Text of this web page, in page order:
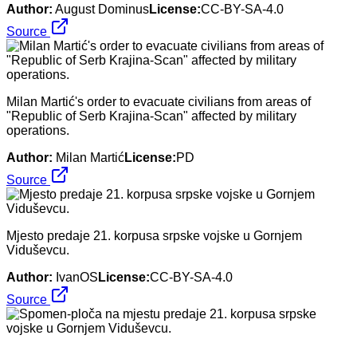
Author: August DominusLicense:CC-BY-SA-4.0
Source
Milan Martić's order to evacuate civilians from areas of
"Republic of Serb Krajina-Scan" affected by military
operations.
Author: Milan MartićLicense:PD
Source
Mjesto predaje 21. korpusa srpske vojske u Gornjem
Viduševcu.
Author: IvanOS License:CC-BY-SA-4.0
Source